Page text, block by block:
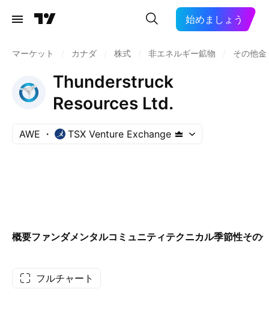
始めましょう
マーケット カナダ 株式 非エネルギー鉱物 その他
Thunderstruck
Resources Ltd.
AWE TSX Venture Exchange
概要ファンダメンタルコミュニティテクニカル季節性その
フルチャート